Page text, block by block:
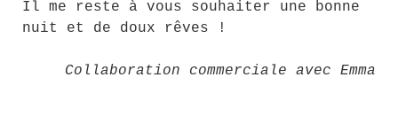
Il me reste à vous souhaiter une bonne
nuit et de doux rêves !
Collaboration commerciale avec Emma